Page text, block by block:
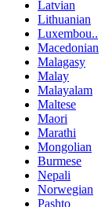
Latvian
Lithuanian
Luxembou..
Macedonian
Malagasy
Malay
Malayalam
Maltese
Maori
Marathi
Mongolian
Burmese
Nepali
Norwegian
Pashto